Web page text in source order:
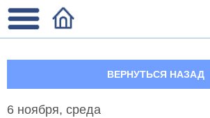
ВЕРНУТЬСЯ НАЗАД
6 ноября, среда